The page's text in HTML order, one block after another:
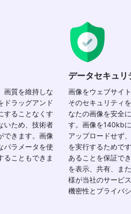
画質を維持しな
ドラッグアンド
することなくす
いため、技術者
できます。画像
パラメータを使
ることもできま
データセキュリ
画像をウェブサイ
そのセキュリティ
なたの画像を安全
す。画像を140kb
アップロードせず
を実行するためで
あることを保証で
を表示、共有、ま
様が当社のサービ
機密性とプライバ